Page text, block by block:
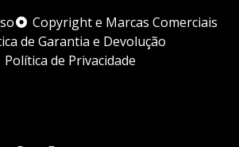
Copyright e Marcas Comerciais
de Garantia e Devolução
Política de Privacidade